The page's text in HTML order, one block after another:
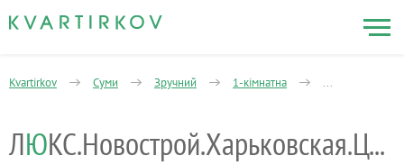
Kvartirkov Суми Зручний 1-кімнатна Михайла
ЛЮ КС.Новострой.Харьковская.Ценр.Док2і3гр